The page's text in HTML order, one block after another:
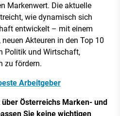
Markenwert. Die aktuelle
wie dynamisch sich
entwickelt – mit einem
Akteuren in den Top 10
Politik und Wirtschaft,
zu fördern.
Arbeitgeber
Österreichs Marken- und
Sie keine wichtigen